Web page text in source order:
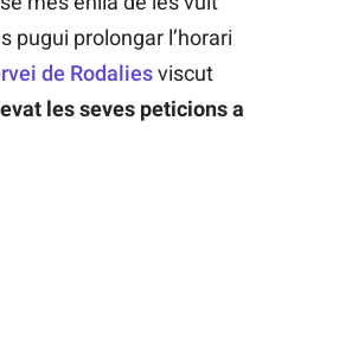
pugui prolongar l’horari
de Rodaliesviscut
les seves peticions a